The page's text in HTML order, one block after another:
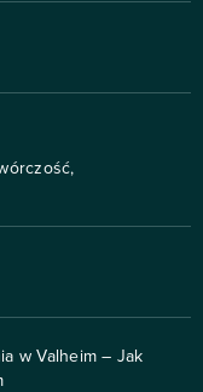
w Valheim – Jak